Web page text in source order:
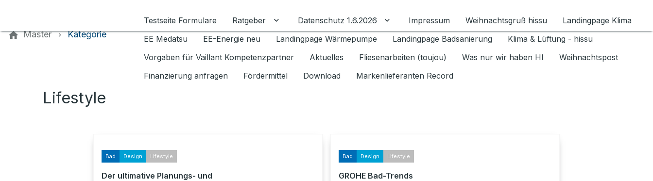
Testseite Formulare
Ratgeber Untermenü für Ratgeber umschalten
Datenschutz 1.6.2026 Untermenü für Datenschutz 1.6.2026 umschalten
Impressum Weihnachtsgruß hissu
Landingpage Klima
EE Medatsu
EE-Energie neu Landingpage Wärmepumpe Landingpage Badsanierung
Klima & Lüftung - hissu
Vorgaben für Vaillant Kompetenzpartner
Aktuelles Fliesenarbeiten (toujou) Was nur wir haben HI
Weihnachtspost
Finanzierung anfragen
Fördermittel Download Markenlieferanten Record
Master Kategorie
Lifestyle
Bad Design Lifestyle
Der ultimative Planungs- und
Bad Design Lifestyle
GROHE Bad-Trends